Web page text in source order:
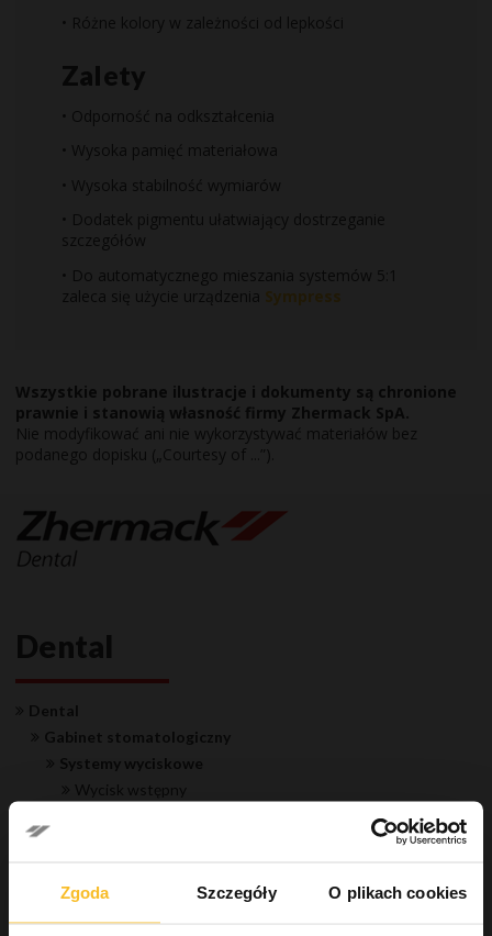
Zgoda Szczegóły O plikach cookies
• Różne kolory w zależności od lepkości
Zalety
• Odporność na odkształcenia
• Wysoka pamięć materiałowa
• Wysoka stabilność wymiarów
• Dodatek pigmentu ułatwiający dostrzeganie
szczegółów
• Do automatycznego mieszania systemów 5:1
zaleca się użycie urządzenia Sympress
Wszystkie pobrane ilustracje i dokumenty są chronione
prawnie i stanowią własność firmy Zhermack SpA.
Nie modyfikować ani nie wykorzystywać materiałów bez
podanego dopisku („Courtesy of ...”).
Dental
Dental
Gabinet stomatologiczny
Systemy wyciskowe
Wycisk wstępny
Elite HD+
Elite P&P